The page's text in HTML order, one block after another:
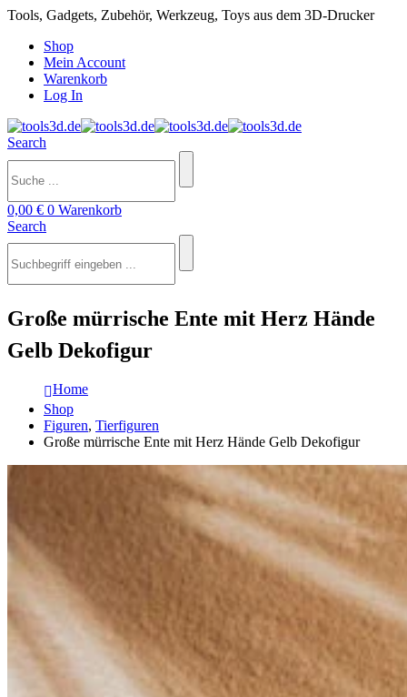
Tools, Gadgets, Zubehör, Werkzeug, Toys aus dem 3D-Drucker
Shop
Mein Account
Warenkorb
Log In
Search
0,00 € 0 Warenkorb
Search
Große mürrische Ente mit Herz Hände
Gelb Dekofigur
Home
Shop
Figuren, Tierfiguren
Große mürrische Ente mit Herz Hände Gelb Dekofigur